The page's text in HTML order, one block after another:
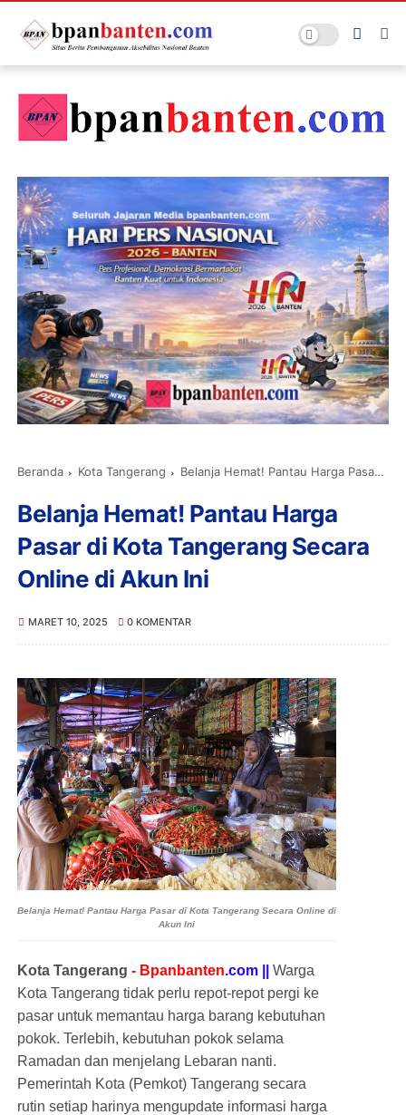
Beranda Kota Tangerang Belanja Hemat! Pantau Harga Pasar di Kota Tangerang Secara Online di Akun Ini
Belanja Hemat! Pantau Harga
Pasar di Kota Tangerang Secara
Online di Akun Ini
MARET 10, 2025 0 KOMENTAR
Belanja Hemat! Pantau Harga Pasar di Kota Tangerang Secara Online di
Akun Ini
Kota Tangerang - Bpanbanten.com ||Warga
Kota Tangerang tidak perlu repot-repot pergi ke
pasar untuk memantau harga barang kebutuhan
pokok. Terlebih, kebutuhan pokok selama
Ramadan dan menjelang Lebaran nanti.
Pemerintah Kota (Pemkot) Tangerang secara
rutin setiap harinya mengupdate informasi harga